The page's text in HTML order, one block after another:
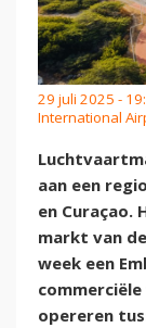
29 juli 2025 -
International
aan een
en Curaçao.
markt van
week een
opereren